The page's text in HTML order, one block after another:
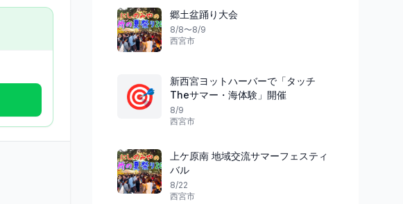
郷土盆踊り大会
8/8〜8/9
西宮市
🎯
新西宮ヨットハーバーで「タッチ
Theサマー・海体験」開催
8/9
西宮市
上ケ原南 地域交流サマーフェスティ
バル
8/22
西宮市